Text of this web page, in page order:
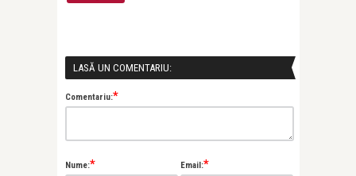
LASĂ UN COMENTARIU:
Comentariu:*
Nume:* Email:*